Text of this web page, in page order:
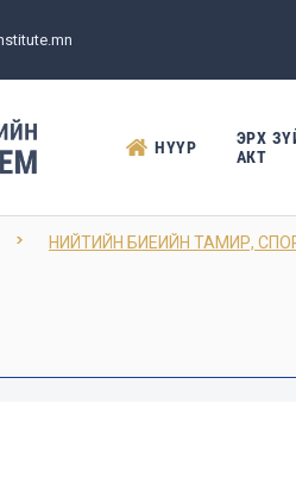
НҮҮР
ЭРХ
АКТ
НИЙТИЙН БИЕИЙН ТАМИР,